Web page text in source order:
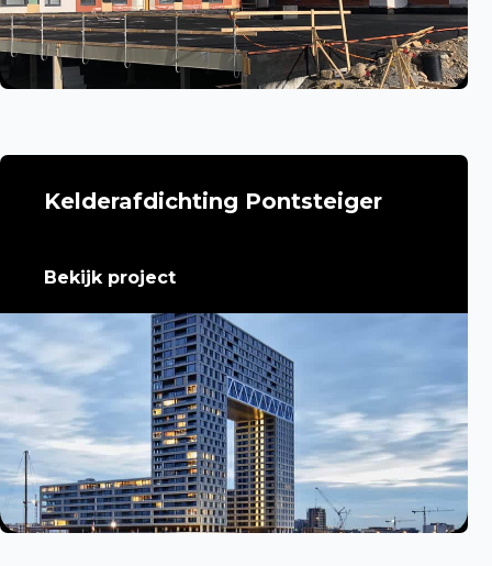
Kelderafdichting Pontsteiger
Bekijk project